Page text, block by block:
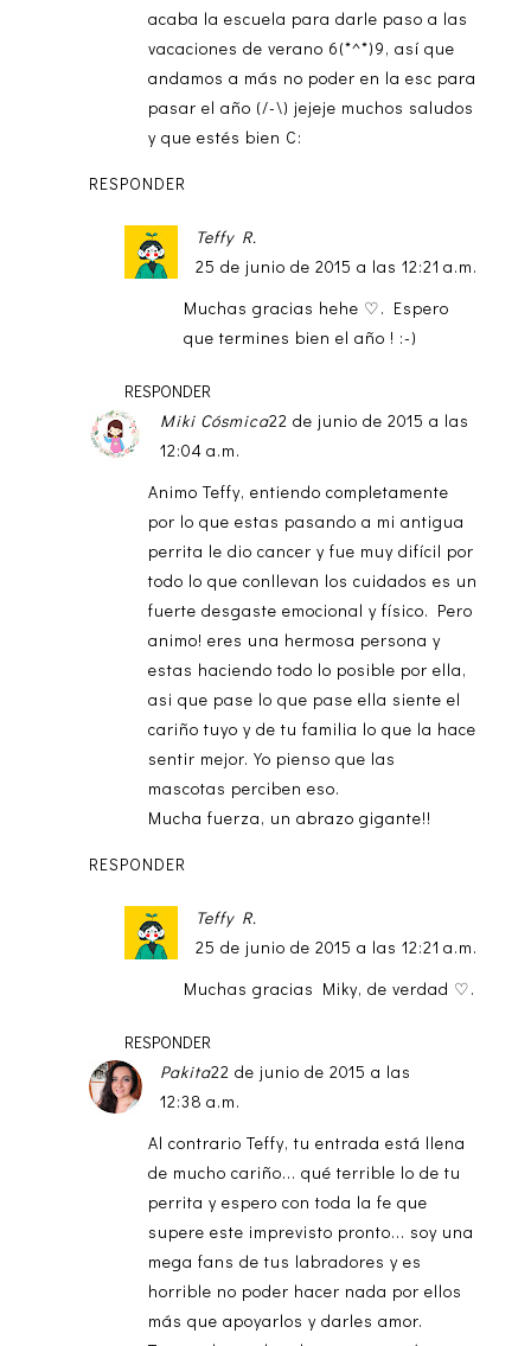
acaba la escuela para darle paso a las
vacaciones de verano 6(*^*)9, así que
andamos a más no poder en la esc para
pasar el año (/-\) jejeje muchos saludos
y que estés bien C:
RESPONDER
Teffy R.
25 de junio de 2015 a las 12:21 a.m.
Muchas gracias hehe ♡. Espero
que termines bien el año ! :-)
RESPONDER
Miki Cósmica22 de junio de 2015 a las
12:04 a.m.
Animo Teffy, entiendo completamente
por lo que estas pasando a mi antigua
perrita le dio cancer y fue muy difícil por
todo lo que conllevan los cuidados es un
fuerte desgaste emocional y físico. Pero
animo! eres una hermosa persona y
estas haciendo todo lo posible por ella,
asi que pase lo que pase ella siente el
cariño tuyo y de tu familia lo que la hace
sentir mejor. Yo pienso que las
mascotas perciben eso.
Mucha fuerza, un abrazo gigante!!
RESPONDER
Teffy R.
25 de junio de 2015 a las 12:21 a.m.
Muchas gracias Miky, de verdad ♡.
RESPONDER
Pakita22 de junio de 2015 a las
12:38 a.m.
Al contrario Teffy, tu entrada está llena
de mucho cariño... qué terrible lo de tu
perrita y espero con toda la fe que
supere este imprevisto pronto... soy una
mega fans de tus labradores y es
horrible no poder hacer nada por ellos
más que apoyarlos y darles amor.